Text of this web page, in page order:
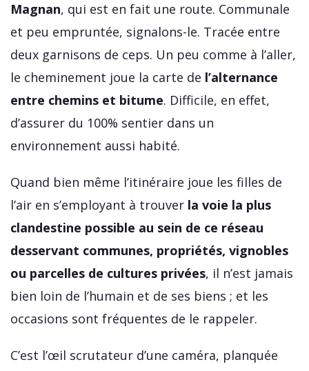
Magnan, qui est en fait une route. Communale
et peu empruntée, signalons-le. Tracée entre
deux garnisons de ceps. Un peu comme à l’aller,
le cheminement joue la carte de l’alternance
entre chemins et bitume. Difficile, en effet,
d’assurer du 100% sentier dans un
environnement aussi habité.
Quand bien même l’itinéraire joue les filles de
l’air en s’employant à trouver la voie la plus
clandestine possible au sein de ce réseau
desservant communes, propriétés, vignobles
ou parcelles de cultures privées, il n’est jamais
bien loin de l’humain et de ses biens ; et les
occasions sont fréquentes de le rappeler.
C’est l’œil scrutateur d’une caméra, planquée